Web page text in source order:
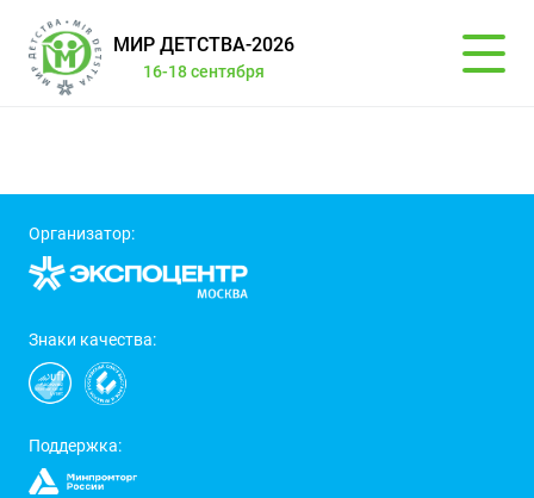
МИР ДЕТСТВА-2026
16-18 сентября
Организатор:
Знаки качества:
Поддержка: